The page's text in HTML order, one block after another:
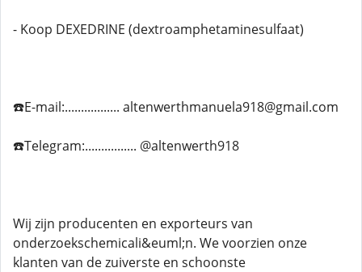
- Koop DEXEDRINE (dextroamphetaminesulfaat)
☎️E-mail:................. altenwerthmanuela918@gmail.com
☎️Telegram:................ @altenwerth918
Wij zijn producenten en exporteurs van
onderzoekschemicali&euml;n. We voorzien onze
klanten van de zuiverste en schoonste